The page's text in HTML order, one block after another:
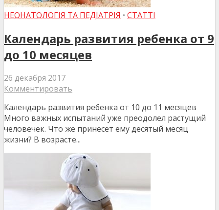
НЕОНАТОЛОГІЯ ТА ПЕДІАТРІЯ • СТАТТІ
Календарь развития ребенка от 9
до 10 месяцев
26 декабря 2017
Комментировать
Календарь развития ребенка от 10 до 11 месяцев
Много важных испытаний уже преодолел растущий
человечек. Что же принесет ему десятый месяц
жизни? В возрасте...